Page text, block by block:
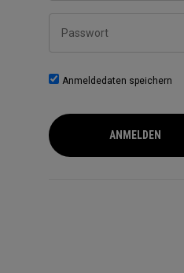
Anmeldedaten speichern
ANMELDEN